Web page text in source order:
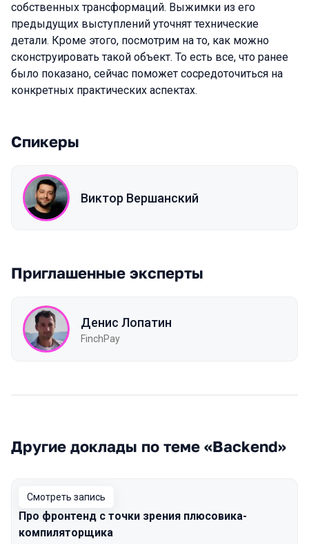
собственных трансформаций. Выжимки из его
предыдущих выступлений уточнят технические
детали. Кроме этого, посмотрим на то, как можно
сконструировать такой объект. То есть все, что ранее
было показано, сейчас поможет сосредоточиться на
конкретных практических аспектах.
Спикеры
Виктор Вершанский
Приглашенные эксперты
Денис Лопатин
FinchPay
Другие доклады по теме «Backend»
Смотреть запись
Про фронтенд с точки зрения плюсовика-
компиляторщика